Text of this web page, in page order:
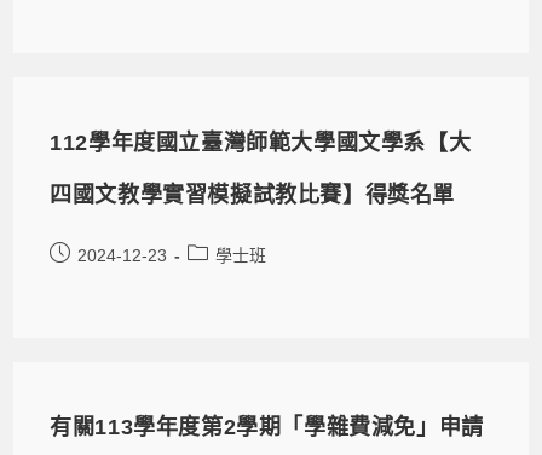
112學年度國立臺灣師範大學國文學系【大
四國文教學實習模擬試教比賽】得獎名單
2024-12-23 學士班
有關113學年度第2學期「學雜費減免」申請